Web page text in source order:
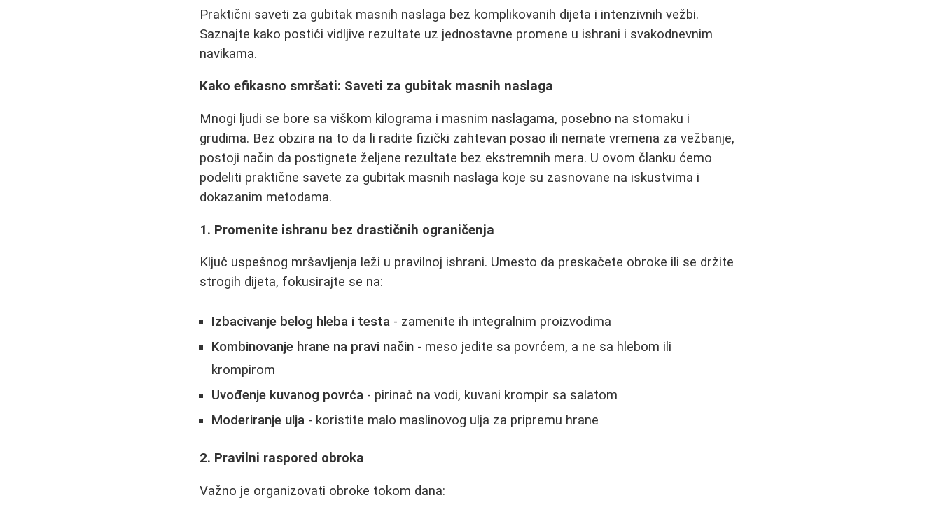
Praktični saveti za gubitak masnih naslaga bez komplikovanih dijeta i intenzivnih vežbi.
Saznajte kako postići vidljive rezultate uz jednostavne promene u ishrani i svakodnevnim
navikama.
Kako efikasno smršati: Saveti za gubitak masnih naslaga
Mnogi ljudi se bore sa viškom kilograma i masnim naslagama, posebno na stomaku i
grudima. Bez obzira na to da li radite fizički zahtevan posao ili nemate vremena za vežbanje,
postoji način da postignete željene rezultate bez ekstremnih mera. U ovom članku ćemo
podeliti praktične savete za gubitak masnih naslaga koje su zasnovane na iskustvima i
dokazanim metodama.
1. Promenite ishranu bez drastičnih ograničenja
Ključ uspešnog mršavljenja leži u pravilnoj ishrani. Umesto da preskačete obroke ili se držite
strogih dijeta, fokusirajte se na:
Izbacivanje belog hleba i testa - zamenite ih integralnim proizvodima
Kombinovanje hrane na pravi način - meso jedite sa povrćem, a ne sa hlebom ili
krompirom
Uvođenje kuvanog povrća - pirinač na vodi, kuvani krompir sa salatom
Moderiranje ulja - koristite malo maslinovog ulja za pripremu hrane
2. Pravilni raspored obroka
Važno je organizovati obroke tokom dana: